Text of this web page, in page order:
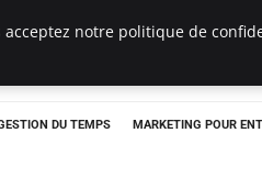
DU TEMPS MARKETING POUR
notre politique de